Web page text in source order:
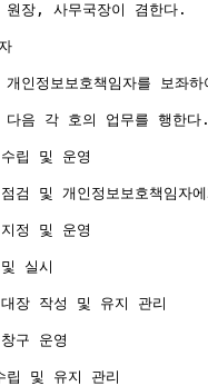
원장, 사무국장이 겸한다.
인정보보호책임자를 보좌
다음 각 호의 업무를 행한다.
립 및 운영
및 개인정보보호책임자에
정 및 운영
실시
장 작성 및 유지 관리
구 운영
및 유지 관리